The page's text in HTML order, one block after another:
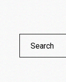
Search